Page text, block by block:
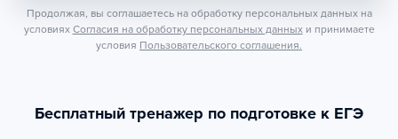
Продолжая, вы соглашаетесь на обработку персональных данных на
условиях Согласия на обработку персональных данных и принимаете
условия Пользовательского соглашения.
Бесплатный тренажер по подготовке к ЕГЭ